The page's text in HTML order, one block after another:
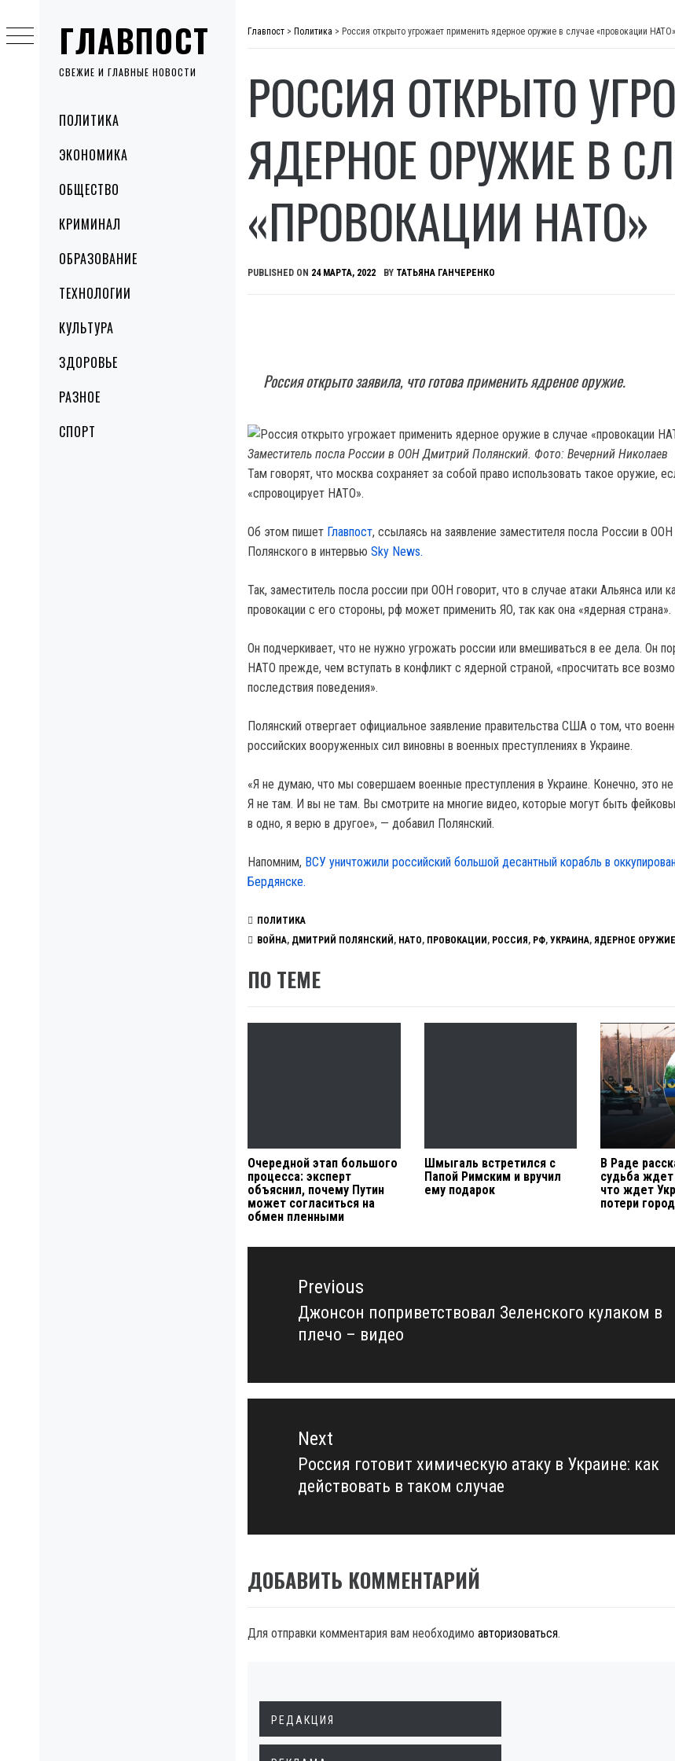
ГЛАВПОСТ
СВЕЖИЕ И ГЛАВНЫЕ НОВОСТИ
MenuПОЛИТИКА
ЭКОНОМИКА
ОБЩЕСТВО
КРИМИНАЛ
ОБРАЗОВАНИЕ
ТЕХНОЛОГИИ
КУЛЬТУРА
ЗДОРОВЬЕ
РАЗНОЕ
СПОРТ
to
content
Главпост > Политика > Россия открыто угрожает применить ядерное оружие в случае «провокации НАТО»
РОССИЯ ОТКРЫТО
ЯДЕРНОЕ ОРУЖИЕ В
«ПРОВОКАЦИИ НАТО»
PUBLISHED ON 24 МАРТА, 2022 BY ТАТЬЯНА ГАНЧЕРЕНКО
Россия открыто заявила, что готова применить ядреное оружие.
Заместитель посла России в ООН Дмитрий Полянский. Фото: Вечерний Николаев
Там говорят, что москва сохраняет за собой право использовать такое оружие,
«спровоцирует НАТО».
Об этом пишет Главпост, ссылаясь на заявление заместителя посла России в
Полянского в интервью Sky News.
Так, заместитель посла россии при ООН говорит, что в случае атаки Альянса или
провокации с его стороны, рф может применить ЯО, так как она «ядерная страна».
Он подчеркивает, что не нужно угрожать россии или вмешиваться в ее дела. Он
НАТО прежде, чем вступать в конфликт с ядерной страной, «просчитать все
последствия поведения».
Полянский отвергает официальное заявление правительства США о том, что
российских вооруженных сил виновны в военных преступлениях в Украине.
«Я не думаю, что мы совершаем военные преступления в Украине. Конечно, это не
Я не там. И вы не там. Вы смотрите на многие видео, которые могут быть
в одно, я верю в другое», — добавил Полянский.
Напомним, ВСУ уничтожили российский большой десантный корабль в
Бердянске.
ПОЛИТИКА
ВОЙНА, ДМИТРИЙ ПОЛЯНСКИЙ , НАТО, ПРОВОКАЦИИ , РОССИЯ , РФ, УКРАИНА, ЯДЕРНОЕ ОРУЖИЕ
ПО ТЕМЕ
Очередной этап большого
процесса: эксперт
объяснил, почему Путин
может согласиться на
обмен пленными
Шмыгаль встретился с
Папой Римским и вручил
ему подарок
В Раде
судьба
что ждет
потери
Навигация
записямPrevious
Previous
post:
Джонсон поприветствовал Зеленского кулаком в
плечо – видео
Next
Next
post:
Россия готовит химическую атаку в Украине: как
действовать в таком случае
ДОБАВИТЬ КОММЕНТАРИЙ
Для отправки комментария вам необходимо авторизоваться.
РЕДАКЦИЯ